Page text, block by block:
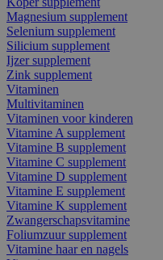
Magnesium supplement
Selenium supplement
Silicium supplement
Ijzer supplement
Zink supplement
Vitaminen
Multivitaminen
Vitaminen voor kinderen
Vitamine A supplement
Vitamine B supplement
Vitamine C supplement
Vitamine D supplement
Vitamine E supplement
Vitamine K supplement
Zwangerschapsvitamine
Foliumzuur supplement
Vitamine haar en nagels